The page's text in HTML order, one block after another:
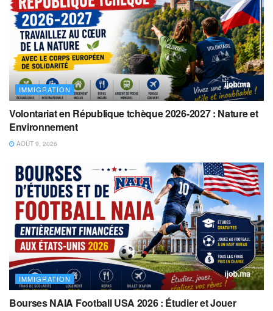
IMMIGRATION
Volontariat en République tchèque 2026-2027 : Nature et
Environnement
AOÛT 9, 2026
IMMIGRATION
Bourses NAIA Football USA 2026 : Étudier et Jouer